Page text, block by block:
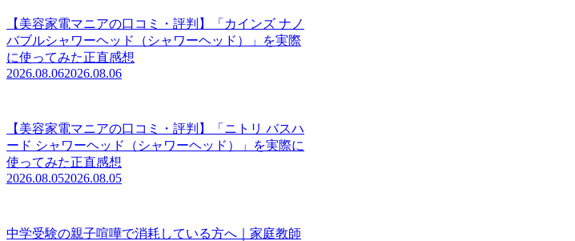
【美容家電マニアの口コミ・評判】「カインズ ナノ
バブルシャワーヘッド（シャワーヘッド）」を実際
に使ってみた正直感想
2026.08.062026.08.06
【美容家電マニアの口コミ・評判】「ニトリ バスハ
ード シャワーヘッド（シャワーヘッド）」を実際に
使ってみた正直感想
2026.08.052026.08.05
中学受験の親子喧嘩で消耗している方へ｜家庭教師